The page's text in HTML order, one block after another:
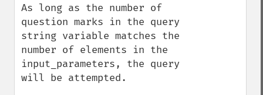
As long as the number of
question marks in the query
string variable matches the
number of elements in the
input_parameters, the query
will be attempted.